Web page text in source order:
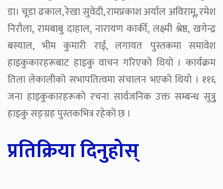
डा। चूडा ढकाल, रेखा सुवेदी, रामप्रकाश अर्याल अविरामू, रमेश
निरौला, रामबाबु दाहाल, नारायण कार्की, लक्ष्मी श्रेष्ठ, खगेन्द्र
बस्याल, भीम कुमारी राई, लगायत पुस्तकमा समावेश
हाइकुकारहरूबाट हाइकु वाचन गरिएको थियो । कार्यक्रम
तिला लेकालीको सभापतित्वमा संचालन भएको थियो । ११६
जना हाइकुकारहरूको रचना सार्वजनिक उक्त सम्बन्ध सुत्रुु
हाइकु सङ्ग्रह पुस्तकभित्र रहेको छ ।
प्रतिक्रिया दिनुहोस्